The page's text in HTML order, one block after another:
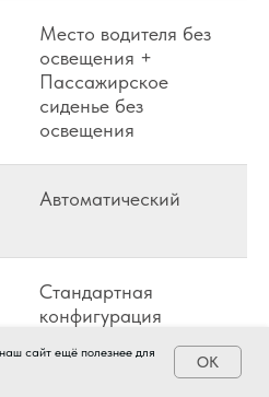
Место водителя без
освещения +
Пассажирское
сиденье без
освещения
Автоматический
Стандартная
конфигурация
сайт ещё полезнее для
OK